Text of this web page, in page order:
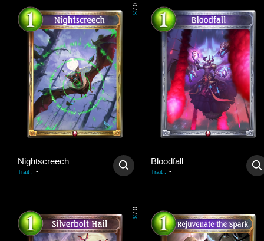
0
/
3
Nightscreech
Trait : -
Bloodfall
Trait : -
0
/
3